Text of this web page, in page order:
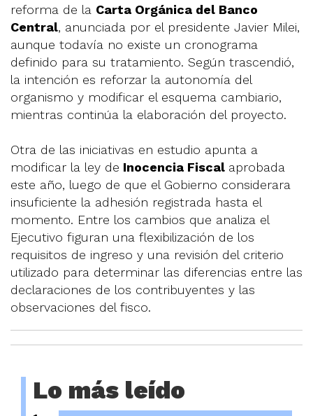
reforma de la Carta Orgánica del Banco
Central, anunciada por el presidente Javier Milei,
aunque todavía no existe un cronograma
definido para su tratamiento. Según trascendió,
la intención es reforzar la autonomía del
organismo y modificar el esquema cambiario,
mientras continúa la elaboración del proyecto.
Otra de las iniciativas en estudio apunta a
modificar la ley de Inocencia Fiscal aprobada
este año, luego de que el Gobierno considerara
insuficiente la adhesión registrada hasta el
momento. Entre los cambios que analiza el
Ejecutivo figuran una flexibilización de los
requisitos de ingreso y una revisión del criterio
utilizado para determinar las diferencias entre las
declaraciones de los contribuyentes y las
observaciones del fisco.
Lo más leído